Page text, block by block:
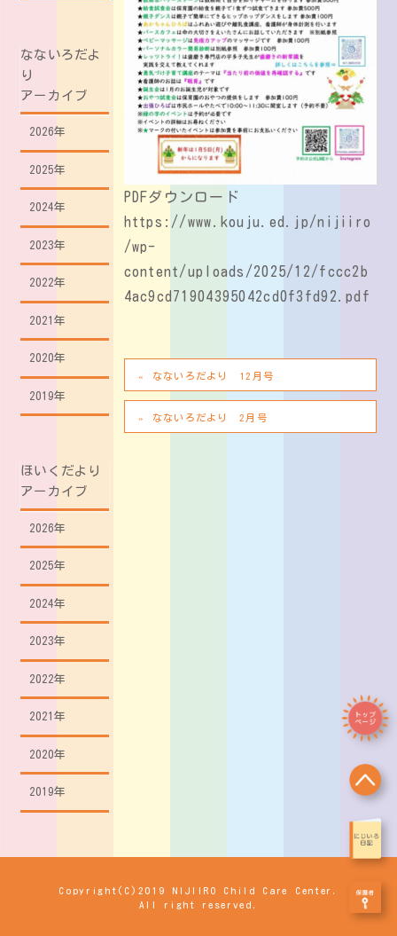
PDFダウンロード
https://www.kouju.ed.jp/nijiiro
/wp-
content/uploads/2025/12/fccc2b
4ac9cd71904395042cd0f3fd92.pdf
なないろだより 12月号
なないろだより 2月号
なないろだよ
り
アーカイブ
2026年
2025年
2024年
2023年
2022年
2021年
2020年
2019年
ほいくだより
アーカイブ
2026年
2025年
2024年
2023年
2022年
2021年
2020年
2019年
Copyright(C)2019 NIJIIRO Child Care Center.
All right reserved.